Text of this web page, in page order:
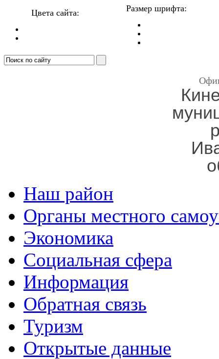
Цвета сайта: Размер шрифта:
Наш район
Органы местного
Экономика
Социальная сфера
Информация
Обратная связь
Туризм
Открытые данные